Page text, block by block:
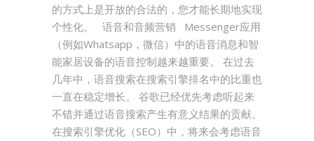
的方式上是开放的合法的，您才能长期地实现
个性化。 语音和音频营销 Messenger应用
（例如Whatsapp，微信）中的语音消息和智
能家居设备的语音控制越来越重要。 在过去
几年中，语音搜索在搜索引擎排名中的比重也
一直在稳定增长。 谷歌已经优先考虑听起来
不错并通过语音搜索产生有意义结果的贡献。
在搜索引擎优化（SEO）中，将来会考虑语音